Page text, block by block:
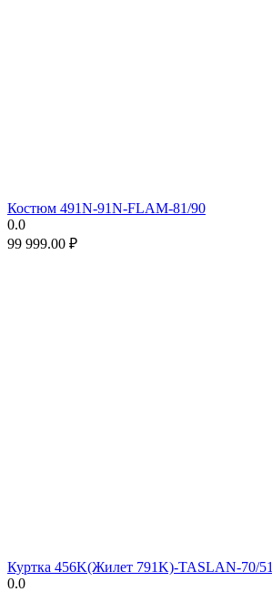
Костюм 491N-91N-FLAM-81/90
0.0
99 999.00 ₽
Куртка 456K(Жилет 791K)-TASLAN-70/51
0.0